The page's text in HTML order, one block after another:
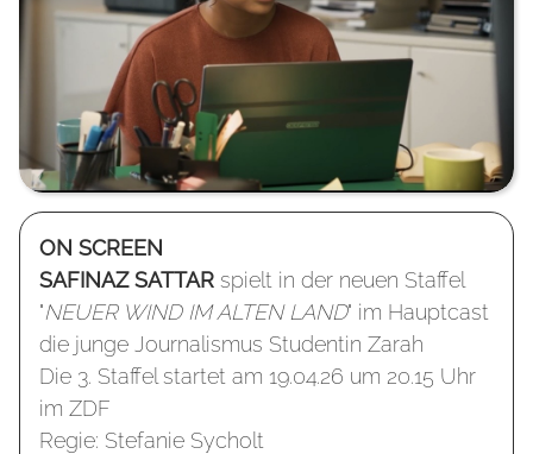
ON SCREEN
SAFINAZ SATTAR spielt in der neuen Staffel
"NEUER WIND IM ALTEN LAND" im Hauptcast
die junge Journalismus Studentin Zarah
Die 3. Staffel startet am 19.04.26 um 20.15 Uhr
im ZDF
Regie: Stefanie Sycholt